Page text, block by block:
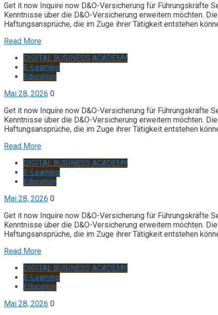
Get it now Inquire now D&O-Versicherung für Führungskräfte
Kenntnisse über die D&O-Versicherung erweitern möchten.
Haftungsansprüche, die im Zuge ihrer Tätigkeit entstehen
Read More
DIGITAL BUSINESS ACADEMY
E-Learning
Education
Mai 28, 2026 0
Get it now Inquire now D&O-Versicherung für Führungskräfte
Kenntnisse über die D&O-Versicherung erweitern möchten.
Haftungsansprüche, die im Zuge ihrer Tätigkeit entstehen
Read More
DIGITAL BUSINESS ACADEMY
E-Learning
Education
Mai 28, 2026 0
Get it now Inquire now D&O-Versicherung für Führungskräfte
Kenntnisse über die D&O-Versicherung erweitern möchten.
Haftungsansprüche, die im Zuge ihrer Tätigkeit entstehen
Read More
DIGITAL BUSINESS ACADEMY
E-Learning
Education
Mai 28, 2026 0